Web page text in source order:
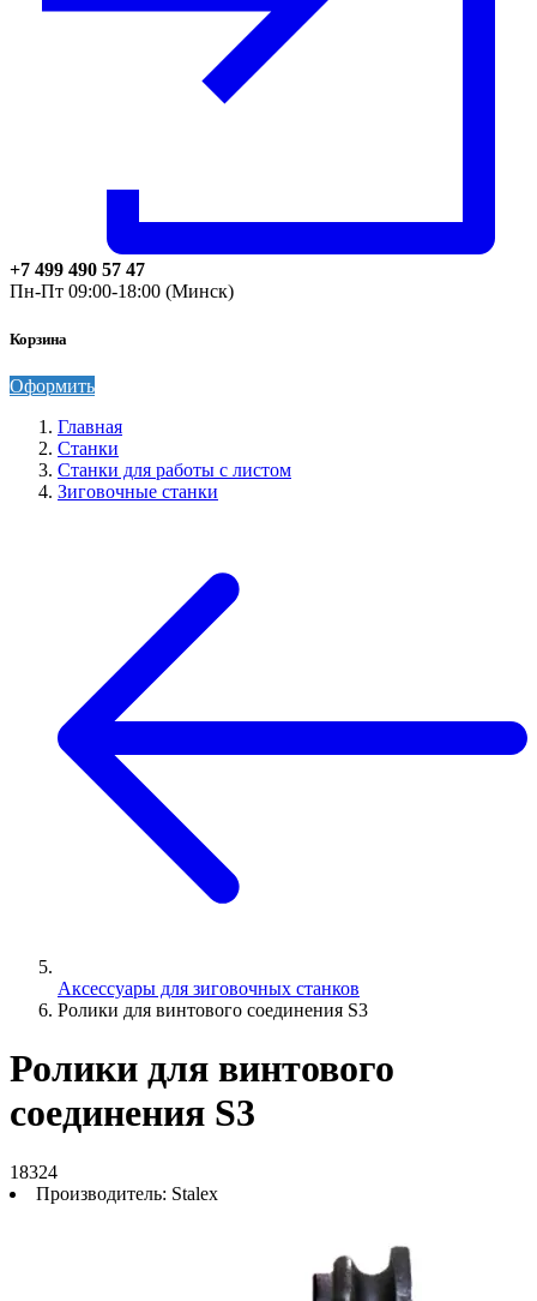
+7 499 490 57 47
Пн-Пт 09:00-18:00 (Минск)
Корзина
Оформить
Главная
Станки
Станки для работы с листом
Зиговочные станки
Аксессуары для зиговочных станков
Ролики для винтового соединения S3
Ролики для винтового
соединения S3
18324
Производитель: Stalex